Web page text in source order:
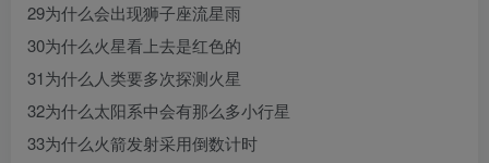
29为什么会出现狮子座流星雨
30为什么火星看上去是红色的
31为什么人类要多次探测火星
32为什么太阳系中会有那么多小行星
33为什么火箭发射采用倒数计时